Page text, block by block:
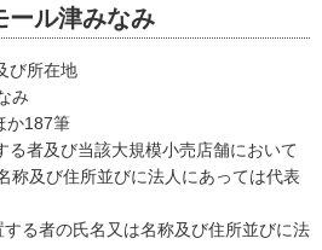
ール津みなみ
び所在地
み
か187筆
者及び当該大規模小売店舗において
称及び住所並びに法人にあっては代表
する者の氏名又は名称及び住所並びに法